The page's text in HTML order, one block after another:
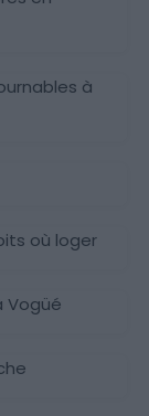
à
où loger
Vogüé